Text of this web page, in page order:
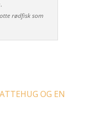
rødfisk som
OG EN